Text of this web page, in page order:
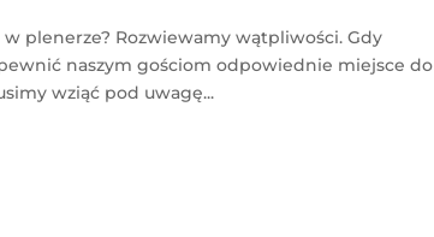
plenerze? Rozwiewamy wątpliwości. Gdy
naszym gościom odpowiednie miejsce do
wziąć pod uwagę...